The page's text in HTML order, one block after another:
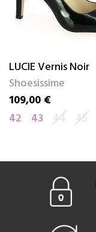
LUCIE Vernis Noir
Shoesissime
Prix
109,00 €
42
43 44 45